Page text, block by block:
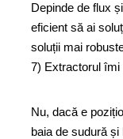
Depinde de flux
eficient să ai
soluții mai
7) Extractorul îmi
Nu, dacă e
baia de sudură